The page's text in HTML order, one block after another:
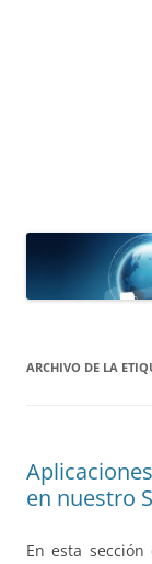
ARCHIVO DE LA
en nuestro
En esta